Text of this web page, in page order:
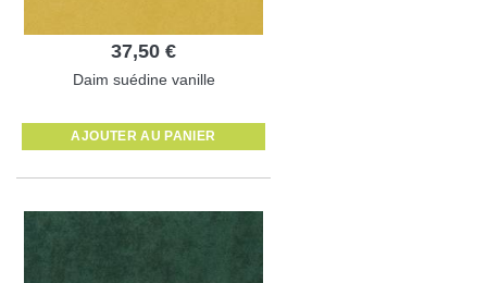
37,50 €
Daim suédine vanille
AJOUTER AU PANIER